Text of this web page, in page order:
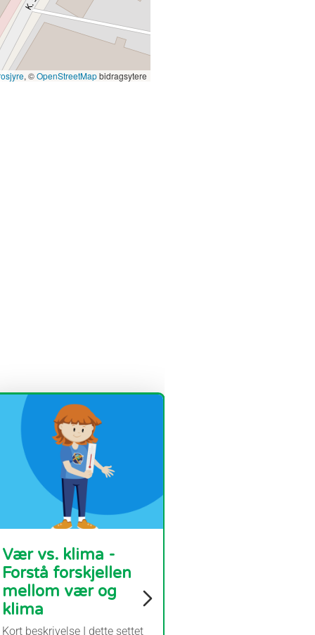
, ©OpenStreetMapbidragsytere
Vær vs. klima -
Forstå forskjellen
mellom vær og
klima
Kort beskrivelse I dette settet